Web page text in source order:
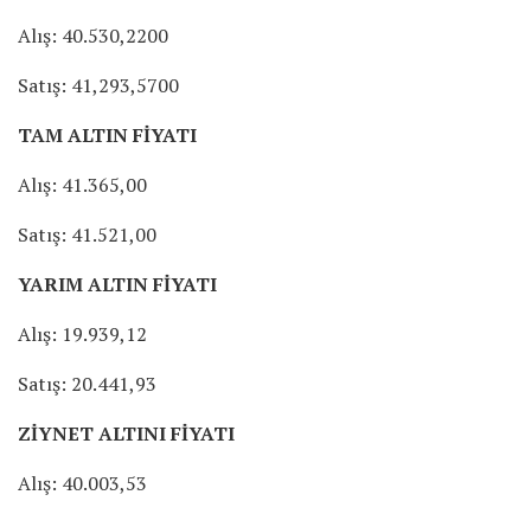
Alış: 40.530,2200
Satış: 41,293,5700
TAM ALTIN FİYATI
Alış: 41.365,00
Satış: 41.521,00
YARIM ALTIN FİYATI
Alış: 19.939,12
Satış: 20.441,93
ZİYNET ALTINI FİYATI
Alış: 40.003,53